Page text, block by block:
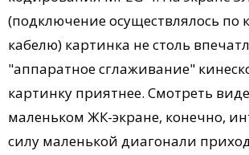
(подключение осуществлялось по
кабелю) картинка не столь
"аппаратное сглаживание"
картинку приятнее. Смотреть
маленьком ЖК-экране, конечно,
силу маленькой диагонали